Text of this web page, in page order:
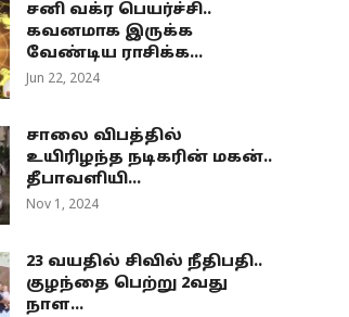
சனி வக்ர பெயர்ச்சி..
கவனமாக இருக்க
வேண்டிய ராசிக்க...
Jun 22, 2024
சாலை விபத்தில்
உயிரிழந்த நடிகரின் மகன்..
தீபாவளியி...
Nov 1, 2024
23 வயதில் சிவில் நீதிபதி..
குழந்தை பெற்று 2வது
நாள...